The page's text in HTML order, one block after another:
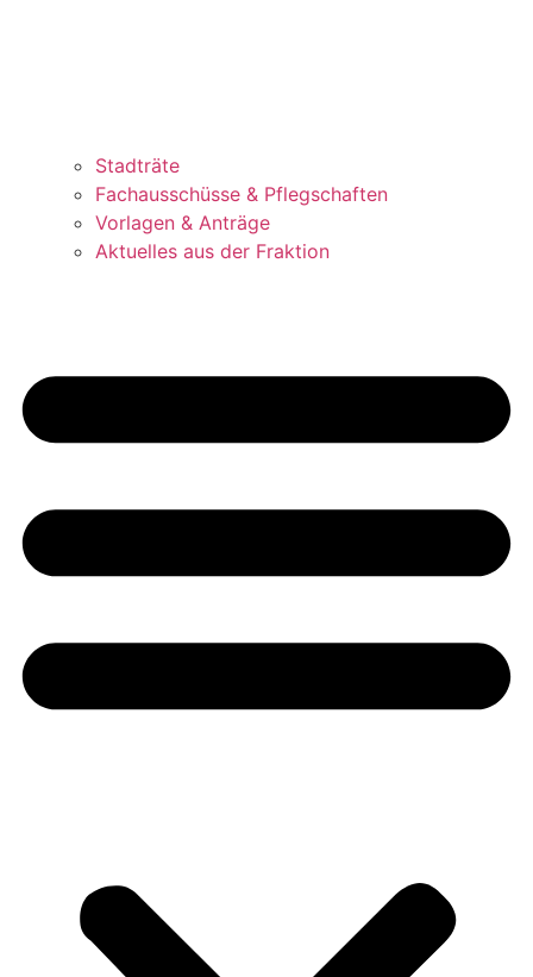
Stadträte
Fachausschüsse & Pflegschaften
Vorlagen & Anträge
Aktuelles aus der Fraktion